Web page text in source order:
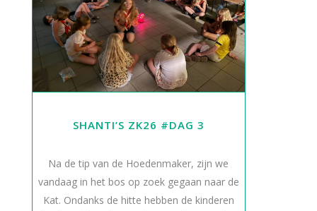
SHANTI’S ZK26 #DAG 3
Na de tip van de Hoedenmaker, zijn we
vandaag in het bos op zoek gegaan naar de
Kat. Ondanks de hitte hebben de kinderen